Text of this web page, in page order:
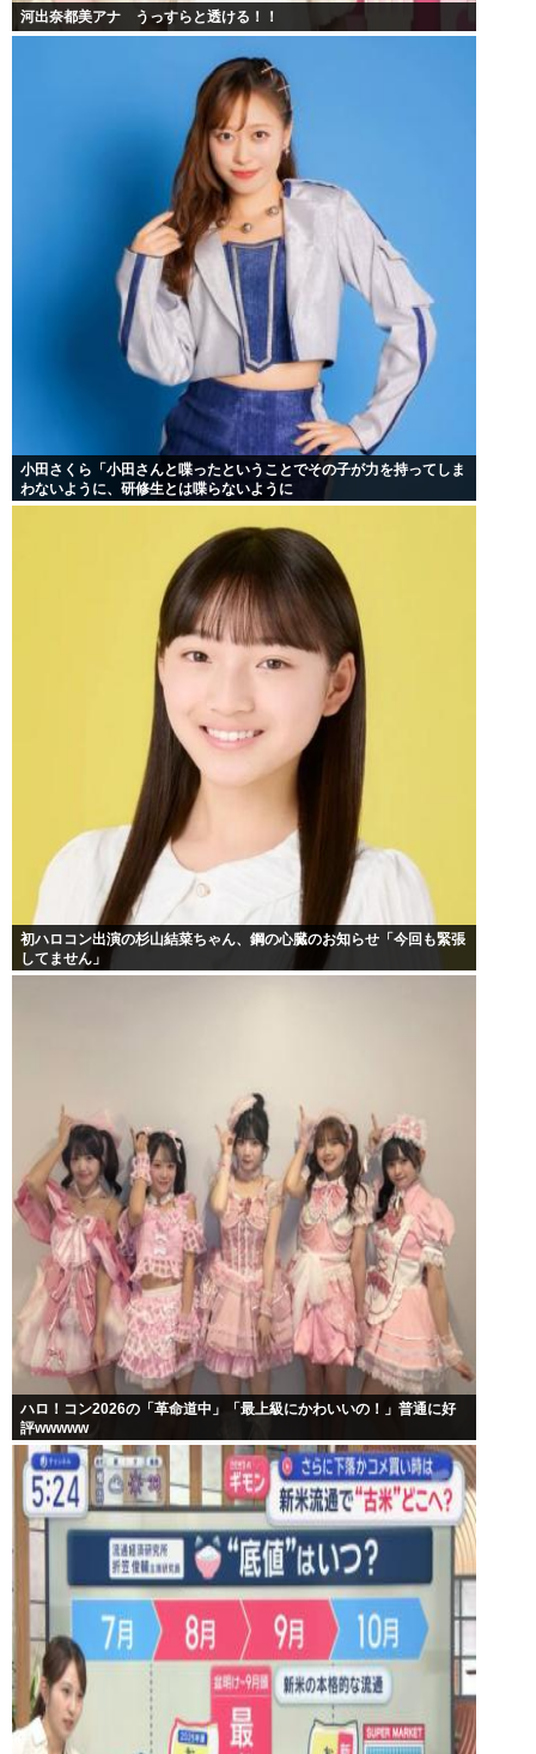
河出奈都美アナ うっすらと透ける！！
小田さくら「小田さんと喋ったということでその子が力を持ってしま
わないように、研修生とは喋らないように
初ハロコン出演の杉山結菜ちゃん、鋼の心臓のお知らせ「今回も緊張
してません」
ハロ！コン2026の「革命道中」「最上級にかわいいの！」普通に好
評wwwww